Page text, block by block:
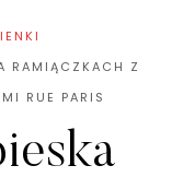
RAMIĄCZKACH Z
RUE PARIS